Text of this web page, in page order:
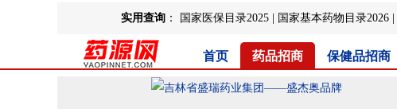
实用查询 ： 国家医保目录2025 国家基本药物目录2026
首页 药品招商 保健品招商